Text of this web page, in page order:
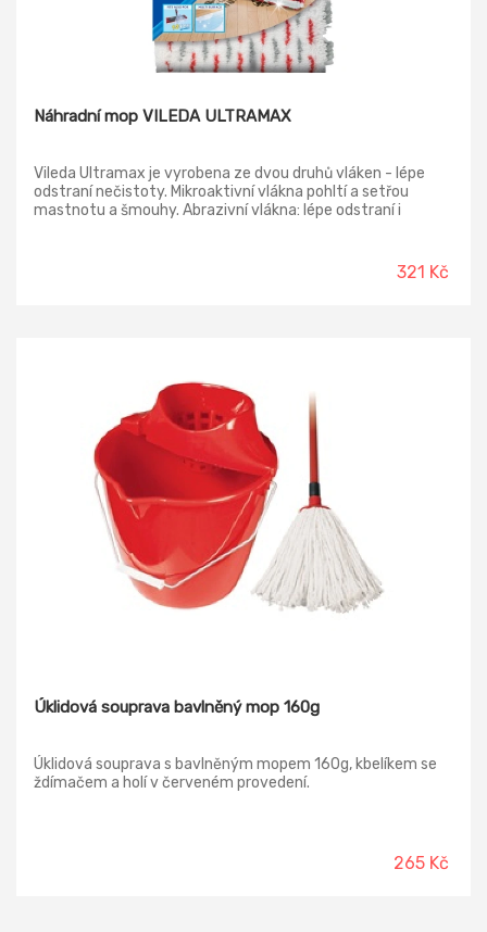
Náhradní mop VILEDA ULTRAMAX
Vileda Ultramax je vyrobena ze dvou druhů vláken - lépe
odstraní nečistoty. Mikroaktivní vlákna pohltí a setřou
mastnotu a šmouhy. Abrazivní vlákna: lépe odstraní i
parkety, dlažba. Návlek lze prát až na 60 °C, nepoužívejte
321 Kč
Úklidová souprava bavlněný mop 160g
Úklidová souprava s bavlněným mopem 160g, kbelíkem se
ždímačem a holí v červeném provedení.
265 Kč